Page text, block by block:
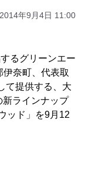
2014年9月4日 11:00
るグリーンエー
伊奈町、代表取
て提供する、大
新ラインナップ
ッド」を9月12